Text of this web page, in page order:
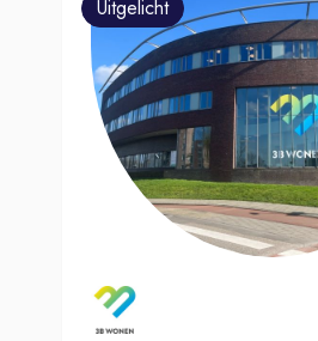
geen vervolgopleiding
ons ben je van harte
maar gemotiveerd bent
groeien! Een van onze
begon zonder ervaring
autobranche, maar
ondersteuning is hij nu
een onmisbaar deel van
Wat we van jou
Uitgelicht